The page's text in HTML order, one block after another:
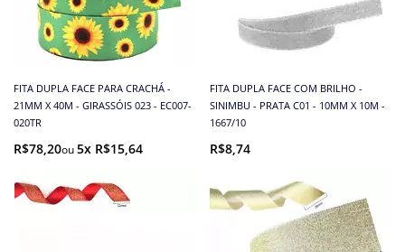
FITA DUPLA FACE PARA CRACHÁ -
21MM X 40M - GIRASSÓIS 023 - EC007-
020TR
R$78,20 5x R$15,64
FITA DUPLA FACE COM BRILHO -
SINIMBU - PRATA C01 - 10MM X 10M -
1667/10
R$8,74